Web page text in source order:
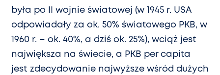
była po II wojnie światowej (w 1945 r. USA
odpowiadały za ok. 50% światowego PKB, w
1960 r. – ok. 40%, a dziś ok. 25%), wciąż jest
największa na świecie, a PKB per capita
jest zdecydowanie najwyższe wśród dużych